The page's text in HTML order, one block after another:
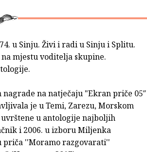
u Sinju. Živi i radi u Sinju i Splitu.
mjestu voditelja skupine.
na natječaju "Ekran priče 05″
je u Temi, Zarezu, Morskom
u antologije najboljih
i 2006. u izboru Miljenka
priča ''Moramo razgovarati''